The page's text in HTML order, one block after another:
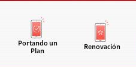
Portando un
Plan
Renovación